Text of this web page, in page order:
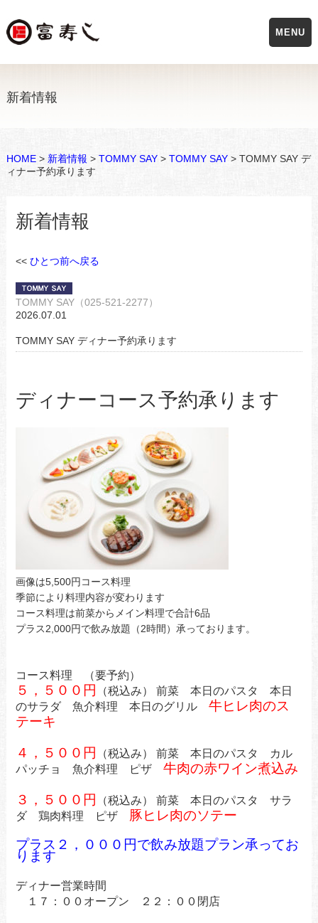
新着情報
HOME> 新着情報 > TOMMY SAY> TOMMY SAY> TOMMY SAY デ
ィナー予約承ります
新着情報
<< ひとつ前へ戻る
TOMMY SAY（025-521-2277）
2026.07.01
TOMMY SAY ディナー予約承ります
ディナーコース予約承ります
画像は5,500円コース料理
季節により料理内容が変わります
コース料理は前菜からメイン料理で合計6品
プラス2,000円で飲み放題（2時間）承っております。
コース料理 （要予約）
５，５００円
（税込み） 前菜 本日のパスタ 本日
のサラダ魚介料理 本日のグリル 牛ヒレ肉のス
テーキ
４，５００円
（税込み） 前菜 本日のパスタ カル
パッチョ 魚介料理 ピザ 牛肉の赤ワイン煮込み
３，５００円
（税込み） 前菜 本日のパスタ サラ
ダ 鶏肉料理 ピザ
豚ヒレ肉のソテー
プラス２，０００円で飲み放題プラン承ってお
ります
ディナー営業時間
１７：００オープン ２２：００閉店
MENU